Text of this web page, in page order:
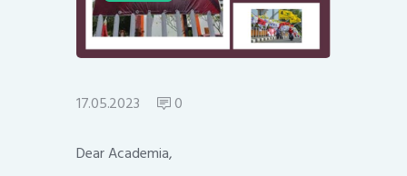
17.05.2023 0
Dear Academia,